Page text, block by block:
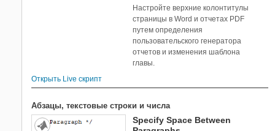
Simscape Electrical
Simscape Multibody
Simulink 3D Animation
Настройте верхние колонтитулы
страницы в Word и отчетах PDF
путем определения
пользовательского генератора
отчетов и изменения шаблона
главы.
Открыть Live скрипт
Абзацы, текстовые строки и числа
Specify Space Between